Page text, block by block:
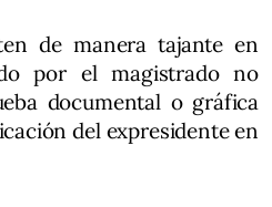
de manera tajante en
por el magistrado no
documental o gráfica
del expresidente en